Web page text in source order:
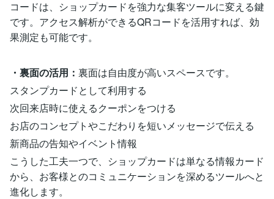
コードは、ショップカードを強力な集客ツールに変える鍵
です。アクセス解析ができるQRコードを活用すれば、効
果測定も可能です。
・裏面の活用： 裏面は自由度が高いスペースです。
スタンプカードとして利用する
次回来店時に使えるクーポンをつける
お店のコンセプトやこだわりを短いメッセージで伝える
新商品の告知やイベント情報
こうした工夫一つで、ショップカードは単なる情報カード
から、お客様とのコミュニケーションを深めるツールへと
進化します。